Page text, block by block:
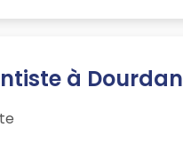
à Dourdan